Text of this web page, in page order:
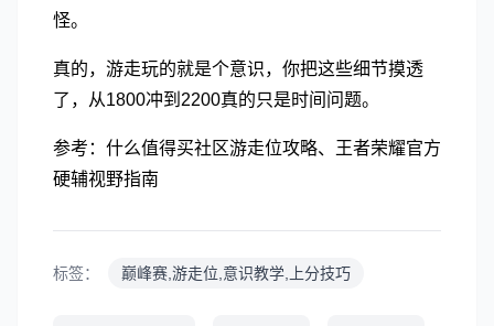
怪。
真的，游走玩的就是个意识，你把这些细节摸透
了，从1800冲到2200真的只是时间问题。
参考：什么值得买社区游走位攻略、王者荣耀官方
硬辅视野指南
标签： 巅峰赛,游走位,意识教学,上分技巧